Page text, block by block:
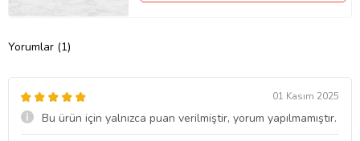
Yorumlar (1)
01 Kasım 2025
Bu ürün için yalnızca puan verilmiştir, yorum yapılmamıştır.